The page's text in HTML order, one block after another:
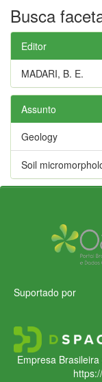
Busca
Editor
MADARI, B. E.
Assunto
Geology
Soil
Suportado por
Empresa